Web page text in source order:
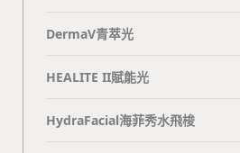
DermaV青萃光
HEALITE II賦能光
HydraFacial海菲秀水飛梭